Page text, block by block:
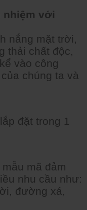
nhiệm với
nắng mặt trời,
thải chất độc,
vào công
chúng ta và
đặt trong 1
mã đảm
nhu cầu như:
đường xá,